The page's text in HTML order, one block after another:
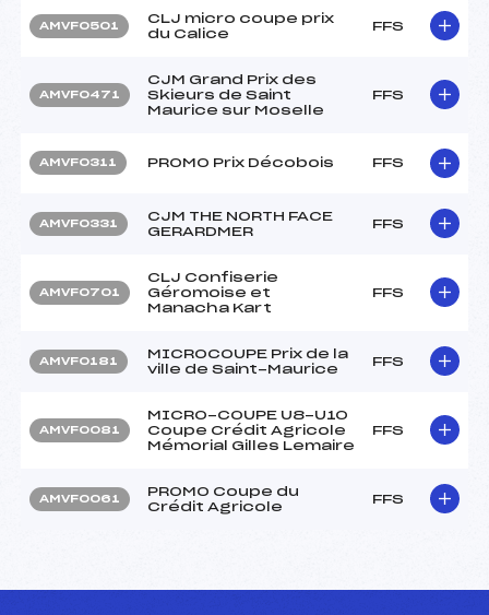
AMVF0501
CLJ micro coupe prix
du Calice
FFS
AMVF0471
CJM Grand Prix des
Skieurs de Saint
Maurice sur Moselle
FFS
AMVF0311 PROMO Prix Décobois FFS
AMVF0331
CJM THE NORTH FACE
GERARDMER
FFS
AMVF0701
CLJ Confiserie
Géromoise et
Manacha Kart
FFS
AMVF0181
MICROCOUPE Prix de la
ville de Saint-Maurice
FFS
AMVF0081
MICRO-COUPE U8-U10
Coupe Crédit Agricole
Mémorial Gilles Lemaire
FFS
AMVF0061
PROMO Coupe du
Crédit Agricole
FFS